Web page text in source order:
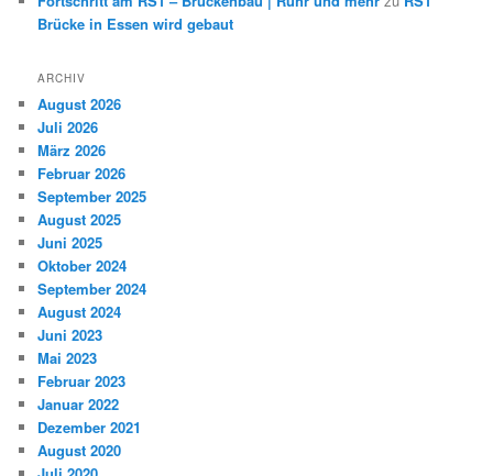
Brücke in Essen wird gebaut
ARCHIV
August 2026
Juli 2026
März 2026
Februar 2026
September 2025
August 2025
Juni 2025
Oktober 2024
September 2024
August 2024
Juni 2023
Mai 2023
Februar 2023
Januar 2022
Dezember 2021
August 2020